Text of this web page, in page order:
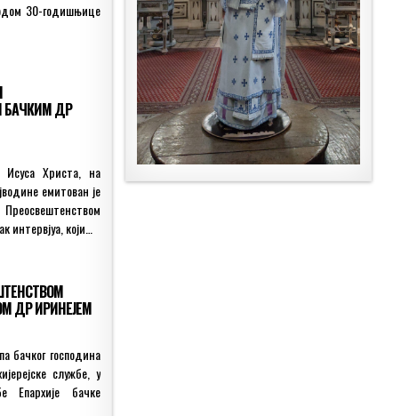
30-годишњице
БАЧКИМ ДР
Исуса Христа, на
емитован је
који…
ДР ИРИНЕЈЕМ
бачког господина
службе, у
Епархије бачке